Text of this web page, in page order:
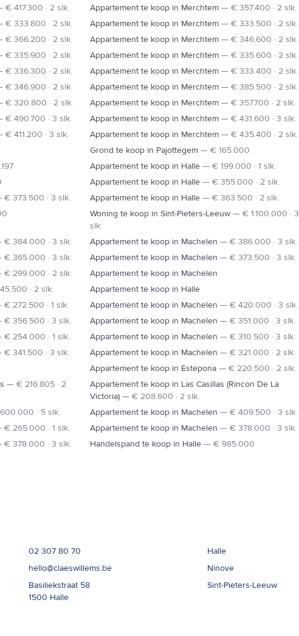
€ 417.300 · 2 slk. Appartement te koop in Merchtem— € 357.400 · 2 slk.
€ 333.800 · 2 slk. Appartement te koop in Merchtem— € 333.500 · 2 slk.
€ 366.200 · 2 slk. Appartement te koop in Merchtem— € 346.600 · 2 slk.
€ 335.900 · 2 slk. Appartement te koop in Merchtem— € 335.600 · 2 slk.
€ 336.300 · 2 slk. Appartement te koop in Merchtem— € 333.400 · 2 slk.
€ 346.900 · 2 slk. Appartement te koop in Merchtem— € 385.500 · 2 slk.
€ 320.800 · 2 slk. Appartement te koop in Merchtem— € 357.700 · 2 slk.
€ 490.700 · 3 slk. Appartement te koop in Merchtem— € 431.600 · 3 slk.
€ 411.200 · 3 slk. Appartement te koop in Merchtem— € 435.400 · 2 slk.
Grond te koop in Pajottegem— € 165.000
Appartement te koop in Halle— € 199.000 · 1 slk.
Appartement te koop in Halle— € 355.000 · 2 slk.
€ 373.500 · 3 slk. Appartement te koop in Halle— € 363.500 · 2 slk.
Woning te koop in Sint-Pieters-Leeuw— € 1.100.000 · 3
slk.
€ 384.000 · 3 slk. Appartement te koop in Machelen — € 386.000 · 3 slk.
€ 365.000 · 3 slk. Appartement te koop in Machelen — € 373.500 · 3 slk.
€ 299.000 · 2 slk. Appartement te koop in Machelen
· 2 slk. Appartement te koop in Halle
€ 272.500 · 1 slk. Appartement te koop in Machelen — € 420.000 · 3 slk.
€ 356.500 · 3 slk. Appartement te koop in Machelen — € 351.000 · 3 slk.
€ 254.000 · 1 slk. Appartement te koop in Machelen — € 310.500 · 3 slk.
€ 341.500 · 3 slk. Appartement te koop in Machelen — € 321.000 · 2 slk.
Appartement te koop in Estepona— € 220.500 · 2 slk.
— € 216.805 · 2
Appartement te koop in Las Casillas (Rincon De La
Victoria)— € 208.600 · 2 slk.
· 5 slk. Appartement te koop in Machelen — € 409.500 · 3 slk.
€ 265.000 · 1 slk. Appartement te koop in Machelen — € 378.000 · 3 slk.
€ 378.000 · 3 slk. Handelspand te koop in Halle— € 985.000
02 307 80 70
hello@claeswillems.be
Basiliekstraat 58
1500 Halle
Halle
Ninove
Sint-Pieters-Leeuw